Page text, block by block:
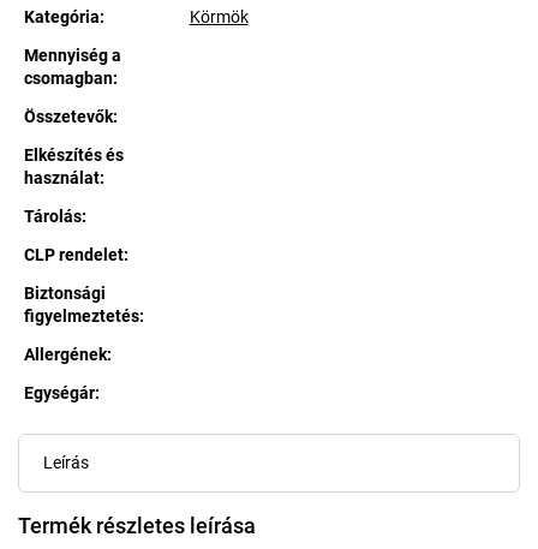
Kategória:
Körmök
Mennyiség a
csomagban:
Összetevők:
Elkészítés és
használat:
Tárolás:
CLP rendelet:
Biztonsági
figyelmeztetés:
Allergének:
Egységár:
Leírás
Termék részletes leírása